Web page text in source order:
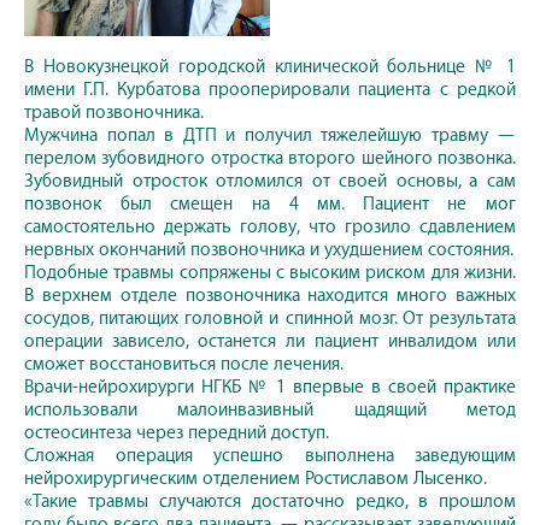
В Новокузнецкой городской клинической больнице № 1
имени Г.П. Курбатова прооперировали пациента с редкой
травой позвоночника.
Мужчина попал в ДТП и получил тяжелейшую травму —
перелом зубовидного отростка второго шейного позвонка.
Зубовидный отросток отломился от своей основы, а сам
позвонок был смещен на 4 мм. Пациент не мог
самостоятельно держать голову, что грозило сдавлением
нервных окончаний позвоночника и ухудшением состояния.
Подобные травмы сопряжены с высоким риском для жизни.
В верхнем отделе позвоночника находится много важных
сосудов, питающих головной и спинной мозг. От результата
операции зависело, останется ли пациент инвалидом или
сможет восстановиться после лечения.
Врачи-нейрохирурги НГКБ № 1 впервые в своей практике
использовали малоинвазивный щадящий метод
остеосинтеза через передний доступ.
Сложная операция успешно выполнена заведующим
нейрохирургическим отделением Ростиславом Лысенко.
«Такие травмы случаются достаточно редко, в прошлом